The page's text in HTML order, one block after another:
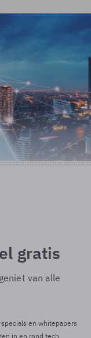
gratis
van alle
en whitepapers
in en rond tech